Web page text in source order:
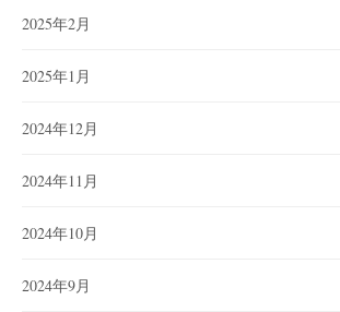
2025年2月
2025年1月
2024年12月
2024年11月
2024年10月
2024年9月